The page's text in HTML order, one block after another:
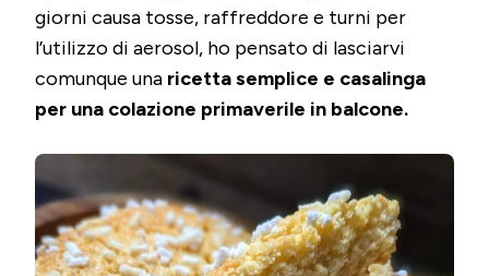
giorni causa tosse, raffreddore e turni per
l’utilizzo di aerosol, ho pensato di lasciarvi
comunque una ricetta semplice e casalinga
per una colazione primaverile in balcone.